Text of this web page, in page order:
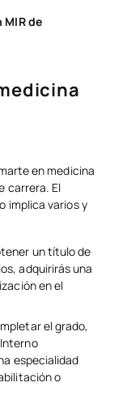
de
en medicina
carrera. El
implica varios y
un título de
adquirirás una
en el
el grado,
especialidad
o